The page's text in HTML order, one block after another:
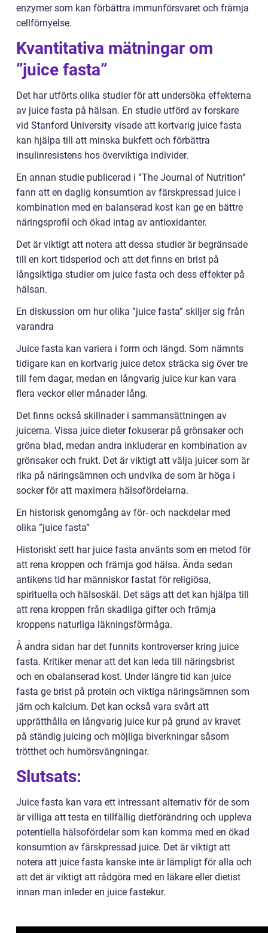
enzymer som kan förbättra immunförsvaret och främja
cellförnyelse.
Kvantitativa mätningar om
”juice fasta”
Det har utförts olika studier för att undersöka effekterna
av juice fasta på hälsan. En studie utförd av forskare
vid Stanford University visade att kortvarig juice fasta
kan hjälpa till att minska bukfett och förbättra
insulinresistens hos överviktiga individer.
En annan studie publicerad i ”The Journal of Nutrition”
fann att en daglig konsumtion av färskpressad juice i
kombination med en balanserad kost kan ge en bättre
näringsprofil och ökad intag av antioxidanter.
Det är viktigt att notera att dessa studier är begränsade
till en kort tidsperiod och att det finns en brist på
långsiktiga studier om juice fasta och dess effekter på
hälsan.
En diskussion om hur olika ”juice fasta” skiljer sig från
varandra
Juice fasta kan variera i form och längd. Som nämnts
tidigare kan en kortvarig juice detox sträcka sig över tre
till fem dagar, medan en långvarig juice kur kan vara
flera veckor eller månader lång.
Det finns också skillnader i sammansättningen av
juicerna. Vissa juice dieter fokuserar på grönsaker och
gröna blad, medan andra inkluderar en kombination av
grönsaker och frukt. Det är viktigt att välja juicer som är
rika på näringsämnen och undvika de som är höga i
socker för att maximera hälsofördelarna.
En historisk genomgång av för- och nackdelar med
olika ”juice fasta”
Historiskt sett har juice fasta använts som en metod för
att rena kroppen och främja god hälsa. Ända sedan
antikens tid har människor fastat för religiösa,
spirituella och hälsoskäl. Det sägs att det kan hjälpa till
att rena kroppen från skadliga gifter och främja
kroppens naturliga läkningsförmåga.
Å andra sidan har det funnits kontroverser kring juice
fasta. Kritiker menar att det kan leda till näringsbrist
och en obalanserad kost. Under längre tid kan juice
fasta ge brist på protein och viktiga näringsämnen som
järn och kalcium. Det kan också vara svårt att
upprätthålla en långvarig juice kur på grund av kravet
på ständig juicing och möjliga biverkningar såsom
trötthet och humörsvängningar.
Slutsats:
Juice fasta kan vara ett intressant alternativ för de som
är villiga att testa en tillfällig dietförändring och uppleva
potentiella hälsofördelar som kan komma med en ökad
konsumtion av färskpressad juice. Det är viktigt att
notera att juice fasta kanske inte är lämpligt för alla och
att det är viktigt att rådgöra med en läkare eller dietist
innan man inleder en juice fastekur.